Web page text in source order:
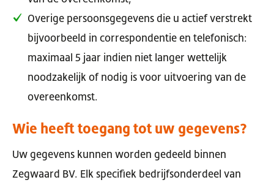
Overige persoonsgegevens die u actief verstrekt
bijvoorbeeld in correspondentie en telefonisch:
maximaal 5 jaar indien niet langer wettelijk
noodzakelijk of nodig is voor uitvoering van de
overeenkomst.
Wie heeft toegang tot uw gegevens?
Uw gegevens kunnen worden gedeeld binnen
Zegwaard BV. Elk specifiek bedrijfsonderdeel van